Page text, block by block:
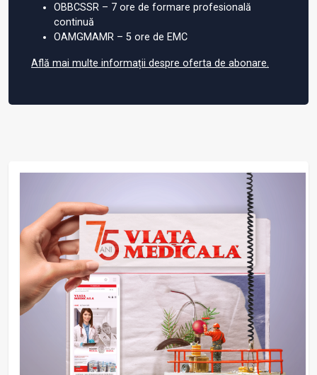
OBBCSSR – 7 ore de formare profesională
continuă
OAMGMAMR – 5 ore de EMC
Află mai multe informații despre oferta de abonare.